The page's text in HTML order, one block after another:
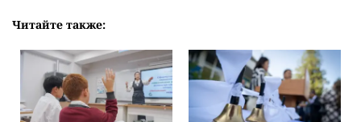
Читайте также: